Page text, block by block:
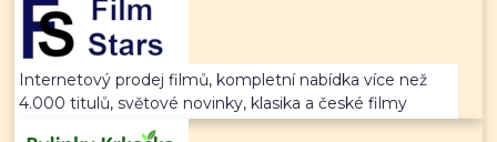
Internetový prodej filmů, kompletní nabídka více než
4.000 titulů, světové novinky, klasika a české filmy